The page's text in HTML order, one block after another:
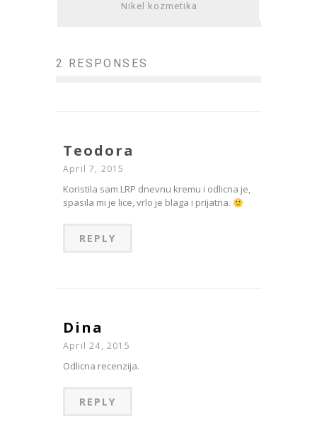
Nikel kozmetika
2 RESPONSES
Teodora
April 7, 2015
Koristila sam LRP dnevnu kremu i odlicna je,
spasila mi je lice, vrlo je blaga i prijatna.
REPLY
Dina
April 24, 2015
Odlicna recenzija.
REPLY